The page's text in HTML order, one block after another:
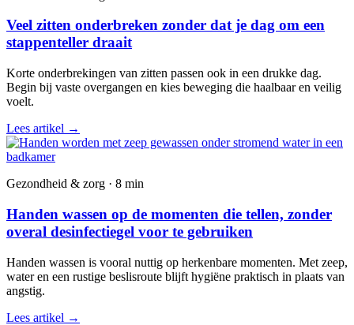
Veel zitten onderbreken zonder dat je dag om een
stappenteller draait
Korte onderbrekingen van zitten passen ook in een drukke dag.
Begin bij vaste overgangen en kies beweging die haalbaar en veilig
voelt.
Lees artikel →
Gezondheid & zorg · 8 min
Handen wassen op de momenten die tellen, zonder
overal desinfectiegel voor te gebruiken
Handen wassen is vooral nuttig op herkenbare momenten. Met zeep,
water en een rustige beslisroute blijft hygiëne praktisch in plaats van
angstig.
Lees artikel →